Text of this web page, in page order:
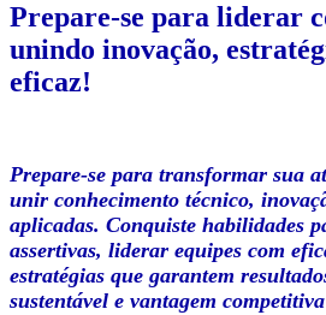
Prepare-se para liderar
unindo inovação,
eficaz!
Prepare-se para transformar sua
unir conhecimento técnico,
aplicadas. Conquiste habilidades
assertivas, liderar equipes com
estratégias que garantem
sustentável e vantagem